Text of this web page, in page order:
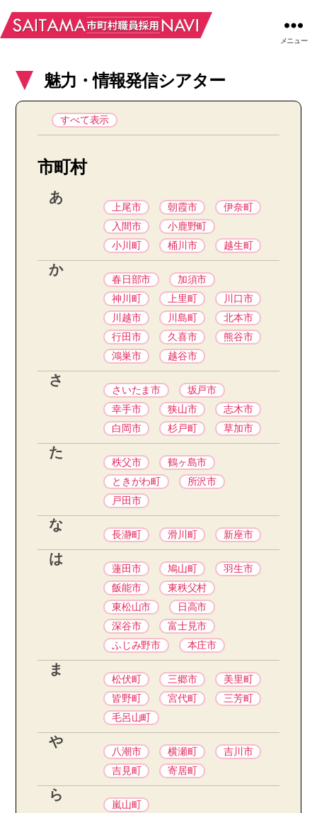
メニュー
魅力・情報発信シアター
すべて表示
市町村
あ
上尾市 朝霞市
伊奈町
入間市
小鹿野町
小川町
桶川市 越生町
か
春日部市
加須市
神川町
上里町
川口市
川越市
川島町
北本市
行田市
久喜市
熊谷市
鴻巣市
越谷市
さ
さいたま市
坂戸市
幸手市
狭山市
志木市
白岡市
杉戸町 草加市
た
秩父市
鶴ヶ島市
ときがわ町
所沢市
戸田市
な
長瀞町 滑川町 新座市
は
蓮田市 鳩山町
羽生市
飯能市
東秩父村
東松山市
日高市
深谷市
富士見市
ふじみ野市
本庄市
ま
松伏町 三郷市
美里町
皆野町
宮代町
三芳町
毛呂山町
や
八潮市 横瀬町
吉川市
吉見町
寄居町
ら
嵐山町